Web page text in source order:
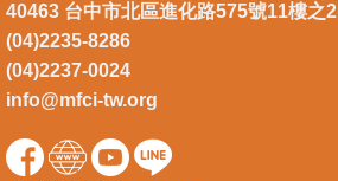
40463 台中市北區進化路575號11樓之2
(04)2235-8286
(04)2237-0024
info@mfci-tw.org